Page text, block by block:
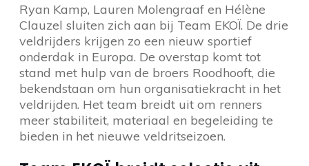
Ryan Kamp, Lauren Molengraaf en Hélène
Clauzel sluiten zich aan bij Team EKOÏ. De drie
veldrijders krijgen zo een nieuw sportief
onderdak in Europa. De overstap komt tot
stand met hulp van de broers Roodhooft, die
bekendstaan om hun organisatiekracht in het
veldrijden. Het team breidt uit om renners
meer stabiliteit, materiaal en begeleiding te
bieden in het nieuwe veldritseizoen.